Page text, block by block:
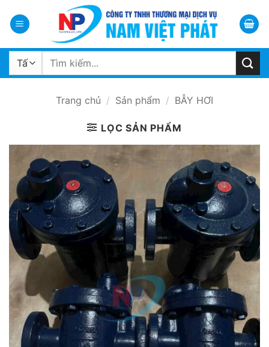
qua
dung
Tìm
Trang chủ / Sản phẩm / BẪY HƠI
LỌC SẢN PHẨM